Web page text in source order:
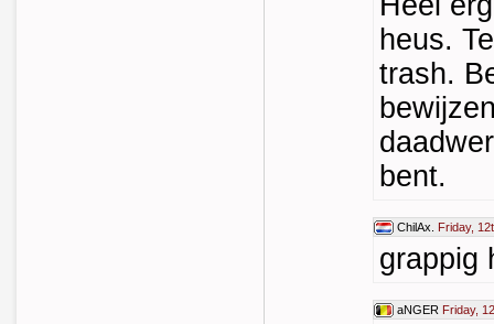
heus.
trash.
bent.
ChilAx. Friday,
grappig
aNGER Friday,